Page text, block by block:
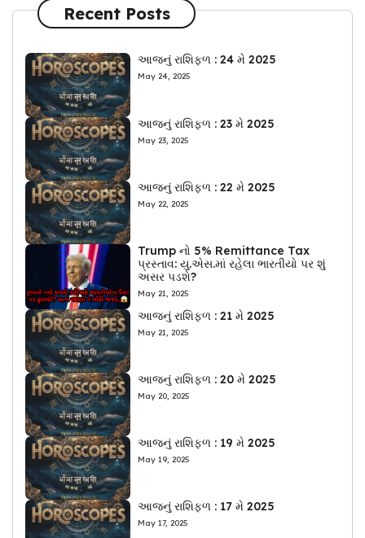
Recent Posts
આજનું રાશિફળ : 24 મે 2025
May 24, 2025
આજનું રાશિફળ : 23 મે 2025
May 23, 2025
આજનું રાશિફળ : 22 મે 2025
May 22, 2025
Trump નો 5% Remittance Tax
પ્રસ્તાવ: યુ.એસ.માં રહેલા ભારતીયો પર શું
અસર પડશે?
May 21, 2025
આજનું રાશિફળ : 21 મે 2025
May 21, 2025
આજનું રાશિફળ : 20 મે 2025
May 20, 2025
આજનું રાશિફળ : 19 મે 2025
May 19, 2025
આજનું રાશિફળ : 17 મે 2025
May 17, 2025